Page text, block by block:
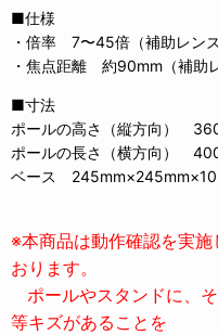
■仕様
・倍率 7〜45倍（補助レン
・焦点距離 約90mm（補助
■寸法
ポールの高さ（縦方向）
ポールの長さ（横方向）
ベース
※本商品は動作確認を実
おります。
ポールやスタンドに、
等キズがあることを